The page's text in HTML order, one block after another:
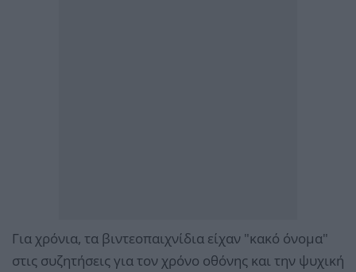
Για χρόνια, τα βιντεοπαιχνίδια είχαν "κακό όνομα"
στις συζητήσεις για τον χρόνο οθόνης και την ψυχική